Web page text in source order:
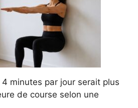
minutes par jour serait plus
de course selon une